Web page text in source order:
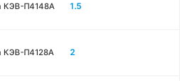
КЭВ-П4148А 1.5
КЭВ-П4128А 2